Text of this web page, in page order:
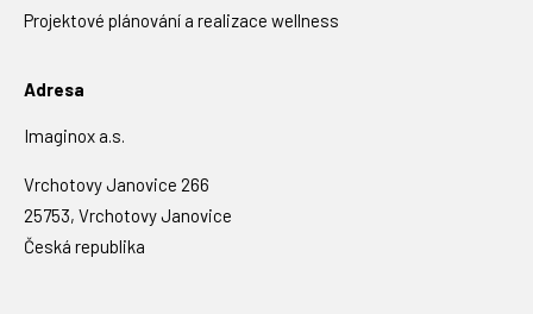
Projektové plánování a realizace wellness
Adresa
Imaginox a.s.
Vrchotovy Janovice 266
25753, Vrchotovy Janovice
Česká republika